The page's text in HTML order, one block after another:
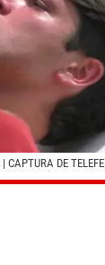
| CAPTURA DE TELEFE